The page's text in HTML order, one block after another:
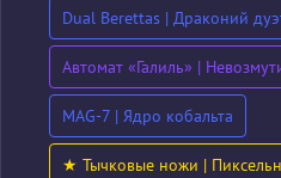
Dual Berettas | Драконий
Автомат «Галиль» |
MAG-7 | Ядро кобальта
★ Тычковые ножи |